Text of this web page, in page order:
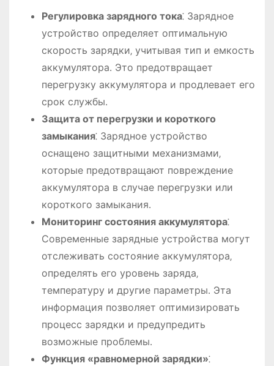
Регулировка зарядного тока⁚ Зарядное
устройство определяет оптимальную
скорость зарядки‚ учитывая тип и емкость
аккумулятора․ Это предотвращает
перегрузку аккумулятора и продлевает его
срок службы․
Защита от перегрузки и короткого
замыкания⁚ Зарядное устройство
оснащено защитными механизмами‚
которые предотвращают повреждение
аккумулятора в случае перегрузки или
короткого замыкания․
Мониторинг состояния аккумулятора⁚
Современные зарядные устройства могут
отслеживать состояние аккумулятора‚
определять его уровень заряда‚
температуру и другие параметры․ Эта
информация позволяет оптимизировать
процесс зарядки и предупредить
возможные проблемы․
Функция «равномерной зарядки»⁚